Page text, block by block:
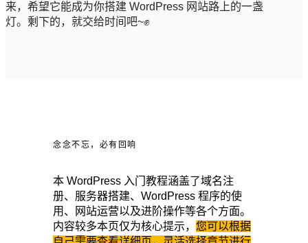
来，希望它能成为你搭建 WordPress 网站路上的一盏
灯。剩下的，就交给时间吧~✊
念念不忘，必有回响
本 WordPress 入门教程涵盖了域名注
册、服务器搭建、WordPress 程序的使
用、网站运营以及进阶操作等各个方面。
内容较多本页仅为核心提示， 您可以根据